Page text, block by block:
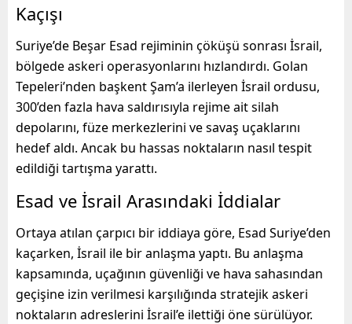
Kaçışı
Suriye’de Beşar Esad rejiminin çöküşü sonrası İsrail,
bölgede askeri operasyonlarını hızlandırdı. Golan
Tepeleri’nden başkent Şam’a ilerleyen İsrail ordusu,
300’den fazla hava saldırısıyla rejime ait silah
depolarını, füze merkezlerini ve savaş uçaklarını
hedef aldı. Ancak bu hassas noktaların nasıl tespit
edildiği tartışma yarattı.
Esad ve İsrail Arasındaki İddialar
Ortaya atılan çarpıcı bir iddiaya göre, Esad Suriye’den
kaçarken, İsrail ile bir anlaşma yaptı. Bu anlaşma
kapsamında, uçağının güvenliği ve hava sahasından
geçişine izin verilmesi karşılığında stratejik askeri
noktaların adreslerini İsrail’e ilettiği öne sürülüyor.